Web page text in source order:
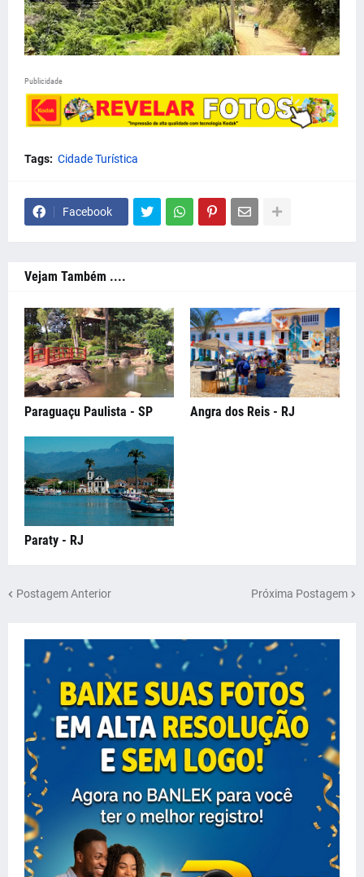
Publicidade
Tags: Cidade Turística
Facebook
Vejam Também ....
Paraguaçu Paulista - SP Angra dos Reis - RJ
Paraty - RJ
Postagem Anterior Próxima Postagem